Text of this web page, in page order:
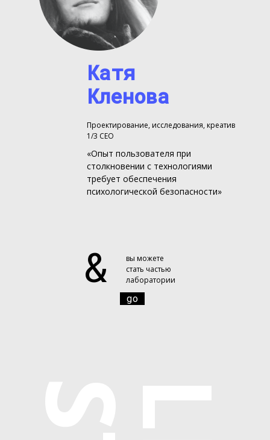
«Опыт пользователя при
столкновении с технологиями
требует обеспечения
психологической безопасности»
Катя
Кленова
Проектирование, исследования, креатив
1/3 CEO
&
вы можете
стать частью
лаборатории
go